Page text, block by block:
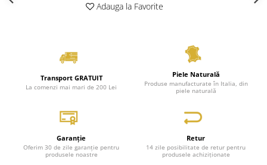
Adauga la Favorite
Transport GRATUIT
La comenzi mai mari de 200 Lei
Piele Naturală
Produse manufacturate în Italia, din
piele naturală
Garanție
Oferim 30 de zile garanție pentru
produsele noastre
Retur
14 zile posibilitate de retur pentru
produsele achiziționate